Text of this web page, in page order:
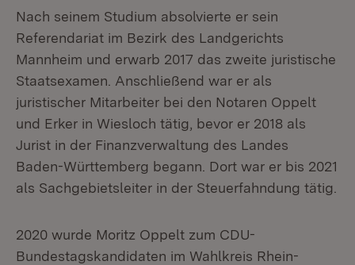
Nach seinem Studium absolvierte er sein
Referendariat im Bezirk des Landgerichts
Mannheim und erwarb 2017 das zweite juristische
Staatsexamen. Anschließend war er als
juristischer Mitarbeiter bei den Notaren Oppelt
und Erker in Wiesloch tätig, bevor er 2018 als
Jurist in der Finanzverwaltung des Landes
Baden-Württemberg begann. Dort war er bis 2021
als Sachgebietsleiter in der Steuerfahndung tätig.
2020 wurde Moritz Oppelt zum CDU-
Bundestagskandidaten im Wahlkreis Rhein-